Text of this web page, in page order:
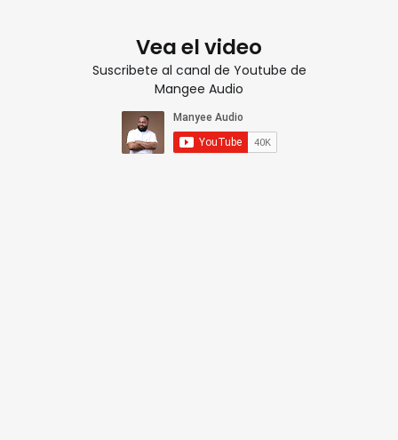
Vea el video
Suscribete al canal de Youtube de
Mangee Audio